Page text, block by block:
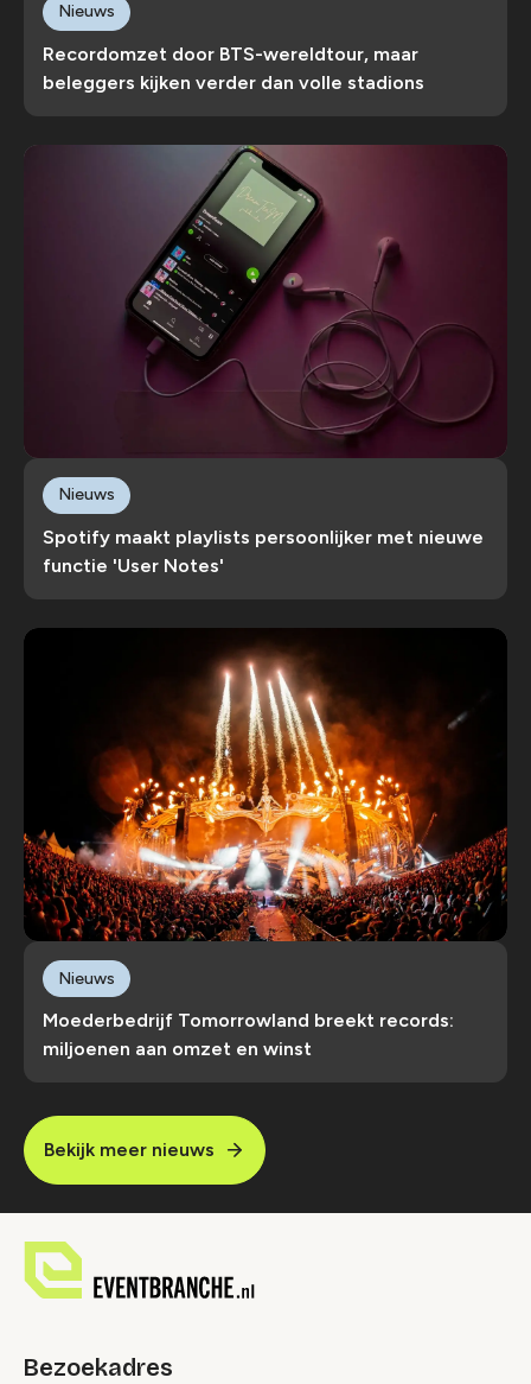
Recordomzet door BTS-wereldtour, maar
beleggers kijken verder dan volle stadions
Nieuws
Spotify maakt playlists persoonlijker met nieuwe
functie 'User Notes'
Nieuws
Moederbedrijf Tomorrowland breekt records:
miljoenen aan omzet en winst
Nieuws
Bekijk meer nieuws
Bezoekadres